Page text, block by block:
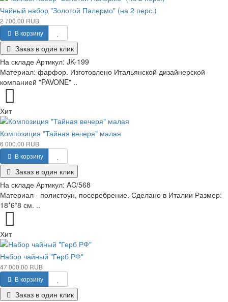
Чайный набор "Золотой Палермо" (на 2 перс.)
2 700.00 RUB
В корзину
Заказ в один клик
На складе Артикул: JK-199
Материал: фарфор. Изготовлено Итальянской дизайнерской
компанией "PAVONE" ..
Хит
Композиция "Тайная вечеря" малая
6 000.00 RUB
В корзину
Заказ в один клик
На складе Артикул: AC/568
Материал - полистоун, посеребрение. Сделано в Италии Размер:
18*6*8 см. ..
Хит
Набор чайный "Герб РФ"
47 000.00 RUB
В корзину
Заказ в один клик